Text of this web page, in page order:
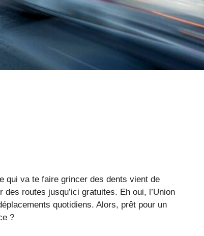
qui va te faire grincer des dents vient de
routes jusqu’ici gratuites. Eh oui, l’Union
quotidiens. Alors, prêt pour un
?